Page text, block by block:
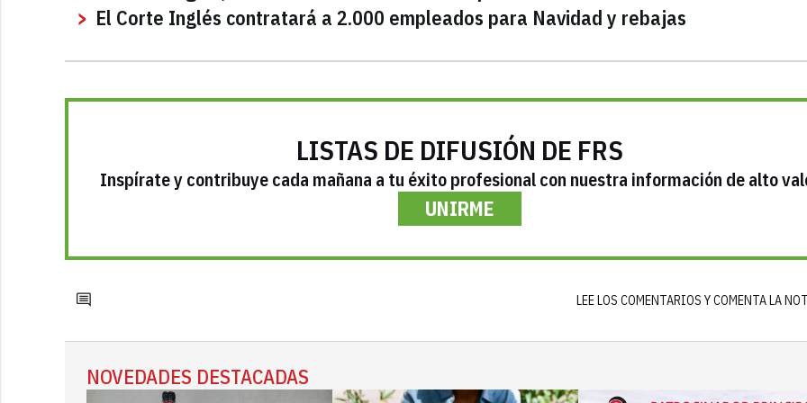
El Corte Inglés contratará a 2.000 empleados para Navidad y rebajas
LISTAS DE DIFUSIÓN DE FRS
Inspírate y contribuye cada mañana a tu éxito profesional con nuestra información de alto
UNIRME
LEE LOS COMENTARIOS Y COMENTA LA
NOVEDADES DESTACADAS